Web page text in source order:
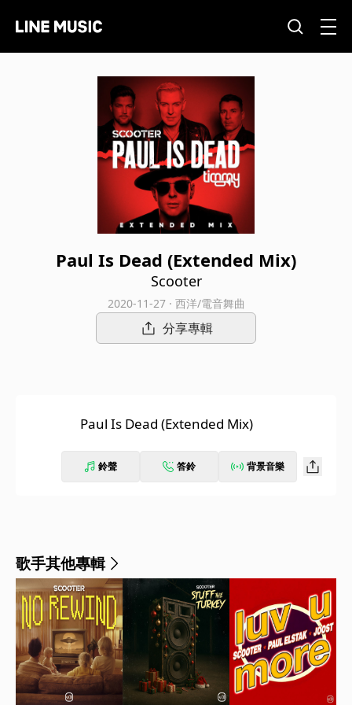
Paul Is Dead (Extended Mix)
Scooter
2020-11-27 · 西洋/電音舞曲
分享專輯
Paul Is Dead (Extended Mix)
鈴聲 答鈴 背景音樂
歌手其他專輯